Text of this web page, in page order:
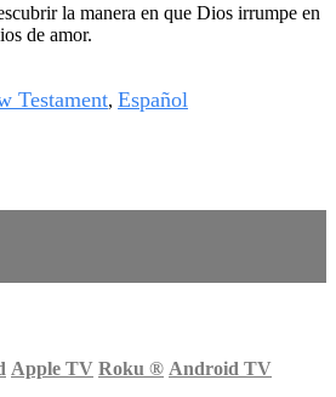
la manera en que Dios irrumpe en
de amor.
Testament, Español
Apple TV Roku ® Android TV